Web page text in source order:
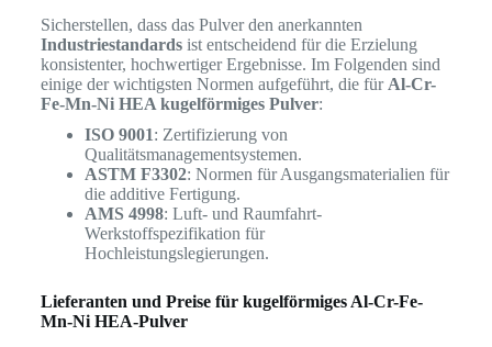
Sicherstellen, dass das Pulver den anerkannten
Industriestandardsist entscheidend für die Erzielung
konsistenter, hochwertiger Ergebnisse. Im Folgenden sind
einige der wichtigsten Normen aufgeführt, die für Al-Cr-
Fe-Mn-Ni HEA kugelförmiges Pulver:
ISO 9001: Zertifizierung von
Qualitätsmanagementsystemen.
ASTM F3302: Normen für Ausgangsmaterialien für
die additive Fertigung.
AMS 4998: Luft- und Raumfahrt-
Werkstoffspezifikation für
Hochleistungslegierungen.
Lieferanten und Preise für kugelförmiges Al-Cr-Fe-
Mn-Ni HEA-Pulver